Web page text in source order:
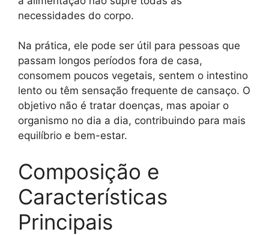
necessidades do corpo.
Na prática, ele pode ser útil para pessoas que
passam longos períodos fora de casa,
consomem poucos vegetais, sentem o intestino
lento ou têm sensação frequente de cansaço. O
objetivo não é tratar doenças, mas apoiar o
organismo no dia a dia, contribuindo para mais
equilíbrio e bem-estar.
Composição e
Características
Principais